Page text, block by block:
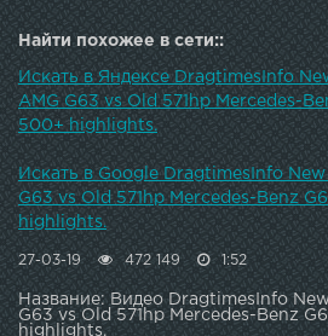
AMG Coupe. DT Test Drive - BMW
легенды? DT Test Drive —
DT Test Drive — Audi RS7 stock vs
Maybach 57S vs Mercedes-Benz
Test Drive — 700 HP Chevrolet
— BMW X5 M F85 (2015) DT Test
R HGP vs Lamborghini Huracan DT
Nissan Juke R DT Test Drive —
Mercedes G63 AMG Brabus DT Test
Porsche 911 Turbo (991) DT Test
Corvette ZR1
Найти похожее в сети::
Искать в Яндексе DragtimesInfo
AMG G63 vs Old 571hp Mercedes-
500+ highlights.
Искать в Google DragtimesInfo
G63 vs Old 571hp Mercedes-Benz
highlights.
27-03-19 472 149 1:52
Название: Видео DragtimesInfo
G63 vs Old 571hp Mercedes-Benz
highlights.